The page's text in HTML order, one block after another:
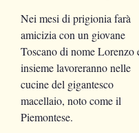
Nei mesi di prigionia farà
amicizia con un giovane
Toscano di nome Lorenzo
insieme lavoreranno nelle
cucine del gigantesco
macellaio, noto come il
Piemontese.